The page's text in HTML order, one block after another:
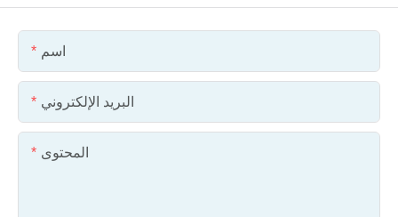
اسم
البريد الإلكتروني
المحتوى